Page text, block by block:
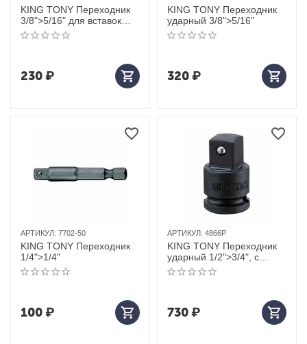
KING TONY Переходник
3/8">5/16" для вставок
(бит)
230₽
KING TONY Переходник
ударный 3/8">5/16"
320₽
АРТИКУЛ: 7702-50
KING TONY Переходник
1/4">1/4"
100₽
АРТИКУЛ: 4866P
KING TONY Переходник
ударный 1/2">3/4", с
шариковым фиксатором
730₽